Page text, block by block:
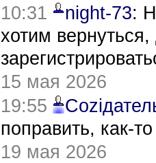
10:31
night-73:
хотим
15 мая 2026
19:55
поправить, как-
19 мая 2026